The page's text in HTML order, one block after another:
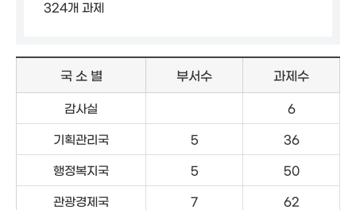
324개 과제
국 소 별 부서수 과제수
감사실 6
기획관리국 5 36
행정복지국 5 50
관광경제국 7 62